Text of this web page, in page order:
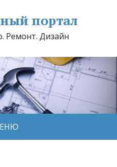
портал
Ремонт. Дизайн